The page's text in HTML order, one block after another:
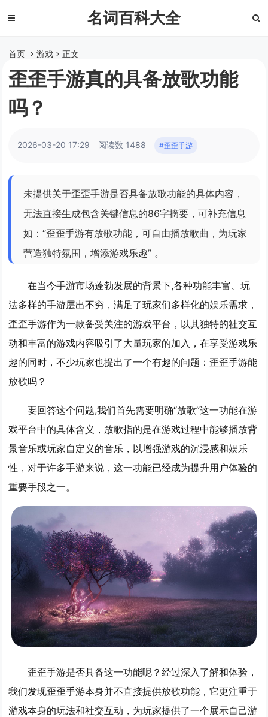
名词百科大全
首页 游戏 正文
歪歪手游真的具备放歌功能
吗？
2026-03-20 17:29 阅读数 1488 #歪歪手游
未提供关于歪歪手游是否具备放歌功能的具体内容，
无法直接生成包含关键信息的86字摘要，可补充信息
如：“歪歪手游有放歌功能，可自由播放歌曲，为玩家
营造独特氛围，增添游戏乐趣” 。
在当今手游市场蓬勃发展的背景下,各种功能丰富、玩
法多样的手游层出不穷，满足了玩家们多样化的娱乐需求，
歪歪手游作为一款备受关注的游戏平台，以其独特的社交互
动和丰富的游戏内容吸引了大量玩家的加入，在享受游戏乐
趣的同时，不少玩家也提出了一个有趣的问题：歪歪手游能
放歌吗？
要回答这个问题,我们首先需要明确“放歌”这一功能在游
戏平台中的具体含义，放歌指的是在游戏过程中能够播放背
景音乐或玩家自定义的音乐，以增强游戏的沉浸感和娱乐
性，对于许多手游来说，这一功能已经成为提升用户体验的
重要手段之一。
歪歪手游是否具备这一功能呢？经过深入了解和体验，
我们发现歪歪手游本身并不直接提供放歌功能，它更注重于
游戏本身的玩法和社交互动，为玩家提供了一个展示自己游